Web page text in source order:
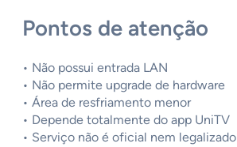
Pontos de atenção
• Não possui entrada LAN
• Não permite upgrade de hardware
• Área de resfriamento menor
• Depende totalmente do app UniTV
• Serviço não é oficial nem legalizado